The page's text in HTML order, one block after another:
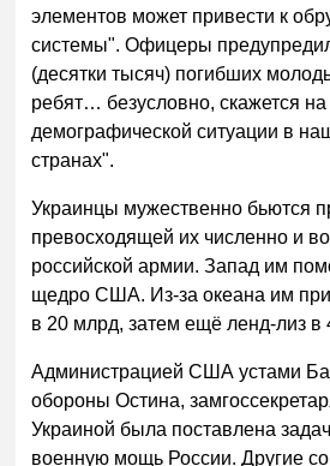
элементов может привести к
системы". Офицеры
(десятки тысяч) погибших
ребят… безусловно, скажется
демографической ситуации в
странах".
Украинцы мужественно бьются
превосходящей их численно и
российской армии. Запад им
щедро США. Из-за океана им
в 20 млрд, затем ещё ленд-лиз в
Администрацией США устами
обороны Остина,
Украиной была поставлена
военную мощь России. Другие